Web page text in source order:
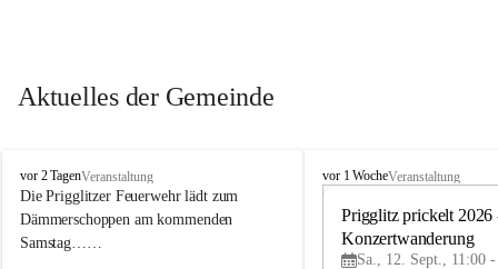
Aktuelles der Gemeinde
P
r
i
g
vor 2 TagenVeranstaltung
Die Prigglitzer Feuerwehr lädt zum
Dämmerschoppen am kommenden
Samstag……
P
vor 1 WocheVeranstaltung
Prigglitz prickelt 2026
Konzertwanderung
Sa., 12. Sept., 11:00